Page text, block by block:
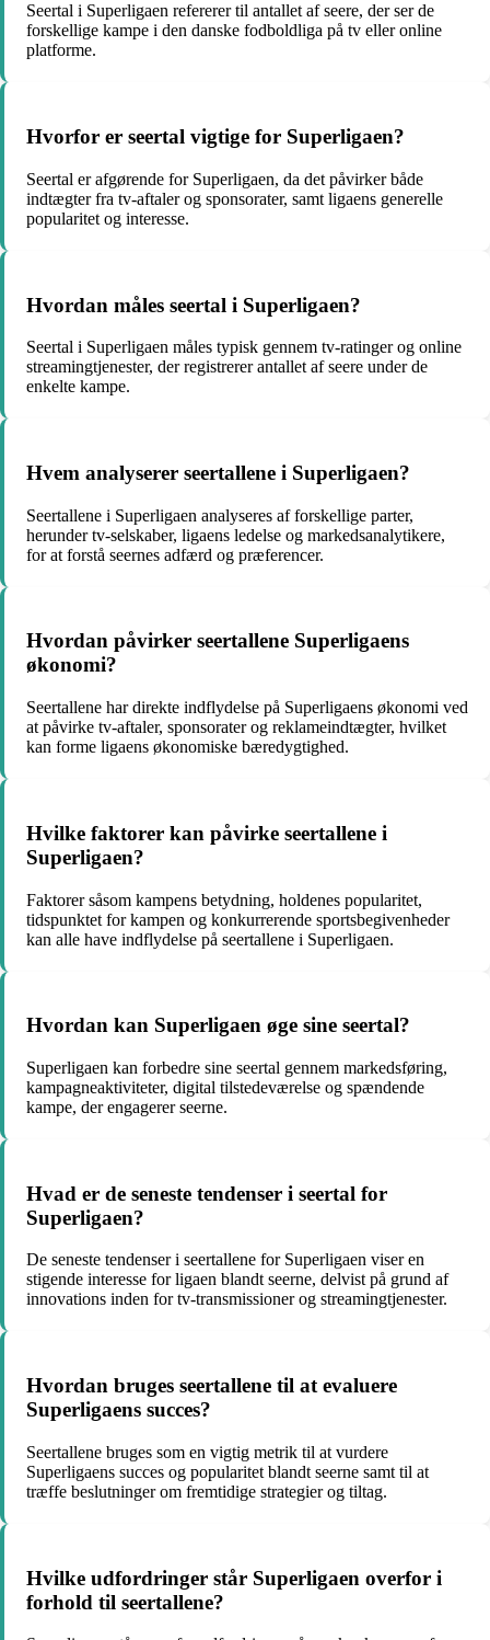
Seertal i Superligaen refererer til antallet af seere, der ser de
forskellige kampe i den danske fodboldliga på tv eller online
platforme.
Hvorfor er seertal vigtige for Superligaen?
Seertal er afgørende for Superligaen, da det påvirker både
indtægter fra tv-aftaler og sponsorater, samt ligaens generelle
popularitet og interesse.
Hvordan måles seertal i Superligaen?
Seertal i Superligaen måles typisk gennem tv-ratinger og online
streamingtjenester, der registrerer antallet af seere under de
enkelte kampe.
Hvem analyserer seertallene i Superligaen?
Seertallene i Superligaen analyseres af forskellige parter,
herunder tv-selskaber, ligaens ledelse og markedsanalytikere,
for at forstå seernes adfærd og præferencer.
Hvordan påvirker seertallene Superligaens
økonomi?
Seertallene har direkte indflydelse på Superligaens økonomi ved
at påvirke tv-aftaler, sponsorater og reklameindtægter, hvilket
kan forme ligaens økonomiske bæredygtighed.
Hvilke faktorer kan påvirke seertallene i
Superligaen?
Faktorer såsom kampens betydning, holdenes popularitet,
tidspunktet for kampen og konkurrerende sportsbegivenheder
kan alle have indflydelse på seertallene i Superligaen.
Hvordan kan Superligaen øge sine seertal?
Superligaen kan forbedre sine seertal gennem markedsføring,
kampagneaktiviteter, digital tilstedeværelse og spændende
kampe, der engagerer seerne.
Hvad er de seneste tendenser i seertal for
Superligaen?
De seneste tendenser i seertallene for Superligaen viser en
stigende interesse for ligaen blandt seerne, delvist på grund af
innovations inden for tv-transmissioner og streamingtjenester.
Hvordan bruges seertallene til at evaluere
Superligaens succes?
Seertallene bruges som en vigtig metrik til at vurdere
Superligaens succes og popularitet blandt seerne samt til at
træffe beslutninger om fremtidige strategier og tiltag.
Hvilke udfordringer står Superligaen overfor i
forhold til seertallene?